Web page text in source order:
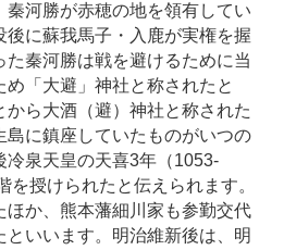
河勝が赤穂の地を領有してい
後に蘇我馬子・入鹿が実権を握
た秦河勝は戦を避けるために当
「大避」神社と称されたと
から大酒（避）神社と称された
島に鎮座していたものがいつの
冷泉天皇の天喜3年（1053-
を授けられたと伝えられます。
ほか、熊本藩細川家も参勤交代
いいます。明治維新後は、明